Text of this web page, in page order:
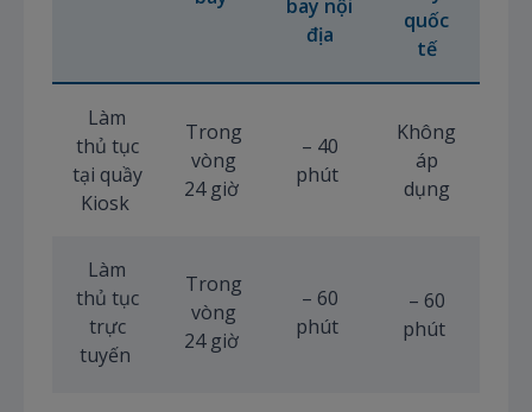
bay nội
địa
quốc
tế
Làm
thủ tục
tại quầy
Kiosk
Trong
vòng
24 giờ
– 40
phút
Không
áp
dụng
Làm
thủ tục
trực
tuyến
Trong
vòng
24 giờ
– 60
phút
– 60
phút